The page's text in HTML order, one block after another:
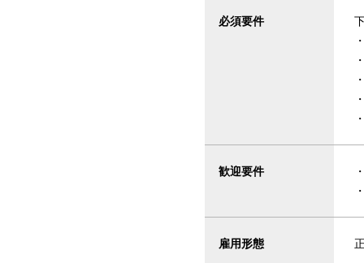
必須要件
歓迎要件
雇用形態